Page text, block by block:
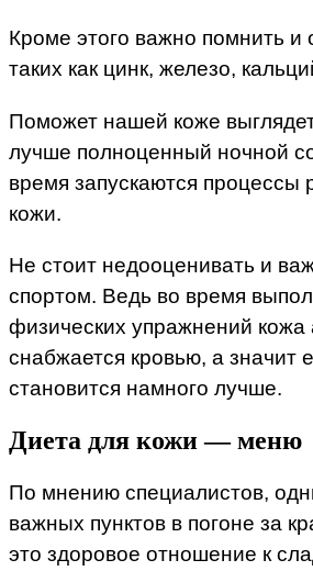
Кроме этого важно помнить и
таких как цинк, железо,
Поможет нашей коже
лучше полноценный ночной
время запускаются процессы
кожи.
Не стоит недооценивать и
спортом. Ведь во время
физических упражнений кожа
снабжается кровью, а значит
становится намного лучше.
Диета для кожи — меню
По мнению специалистов,
важных пунктов в погоне за
это здоровое отношение к